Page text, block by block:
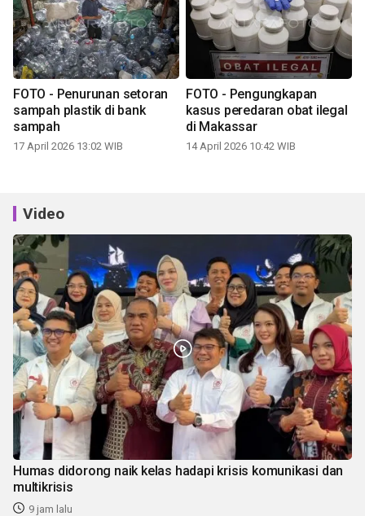
FOTO - Penurunan setoran
sampah plastik di bank
sampah
17 April 2026 13:02 WIB
FOTO - Pengungkapan
kasus peredaran obat ilegal
di Makassar
14 April 2026 10:42 WIB
Video
Humas didorong naik kelas hadapi krisis komunikasi dan
multikrisis
9 jam lalu